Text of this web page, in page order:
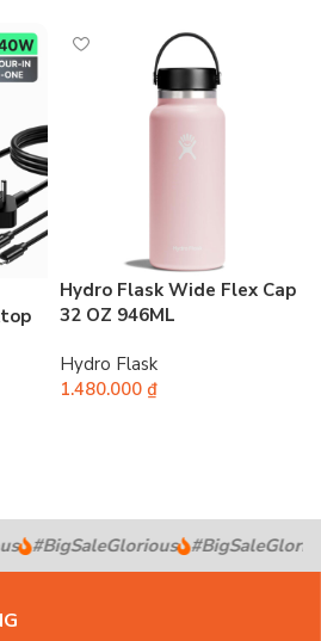
Hydro Flask Wide Flex Cap
32 OZ 946ML
Hydro Flask
1.480.000 ₫
#BigSaleGlorious